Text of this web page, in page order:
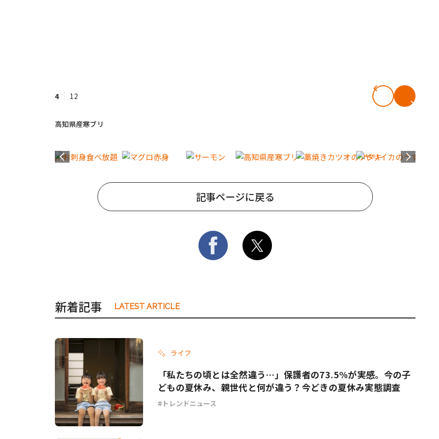
4 12
高知県産寒ブリ
記事ページに戻る
新着記事 LATEST ARTICLE
ライフ
「私たちの頃とは全然違う…」保護者の73.5%が実感。今の子
どもの夏休み、親世代と何が違う？今どきの夏休み実態調査
トレンドニュース